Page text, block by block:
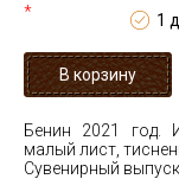
*
1
Бенин 2021 год.
малый лист,
Сувенирный выпуск